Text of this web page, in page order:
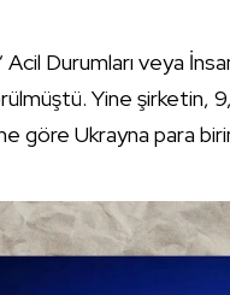
Durumları veya
Yine şirketin,
göre Ukrayna para